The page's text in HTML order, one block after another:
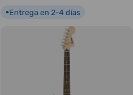
●Entrega en 2-4 días